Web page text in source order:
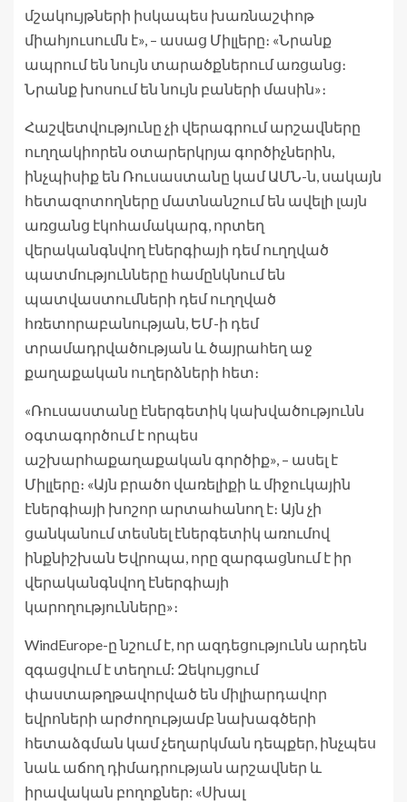
մշակույթների իսկապես խառնաշփոթ
միահյուսումն է», – ասաց Միլլերը։ «Նրանք
ապրում են նույն տարածքներում առցանց։
Նրանք խոսում են նույն բաների մասին»։
Հաշվետվությունը չի վերագրում արշավները
ուղղակիորեն օտարերկրյա գործիչներին,
ինչպիսիք են Ռուսաստանը կամ ԱՄՆ-ն, սակայն
հետազոտողները մատնանշում են ավելի լայն
առցանց էկոհամակարգ, որտեղ
վերականգնվող էներգիայի դեմ ուղղված
պատմությունները համընկնում են
պատվաստումների դեմ ուղղված
հռետորաբանության, ԵՄ-ի դեմ
տրամադրվածության և ծայրահեղ աջ
քաղաքական ուղերձների հետ։
«Ռուսաստանը էներգետիկ կախվածությունն
օգտագործում է որպես
աշխարհաքաղաքական գործիք», – ասել է
Միլլերը։ «Այն բրածո վառելիքի և միջուկային
էներգիայի խոշոր արտահանող է։ Այն չի
ցանկանում տեսնել էներգետիկ առումով
ինքնիշխան Եվրոպա, որը զարգացնում է իր
վերականգնվող էներգիայի
կարողությունները»։
WindEurope-ը նշում է, որ ազդեցությունն արդեն
զգացվում է տեղում: Զեկույցում
փաստաթղթավորված են միլիարդավոր
եվրոների արժողությամբ նախագծերի
հետաձգման կամ չեղարկման դեպքեր, ինչպես
նաև աճող դիմադրության արշավներ և
իրավական բողոքներ: «Սխալ